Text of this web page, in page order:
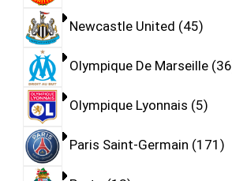
Newcastle United 45
Olympique De Marseille 36
Olympique Lyonnais 5
Paris Saint-Germain 171